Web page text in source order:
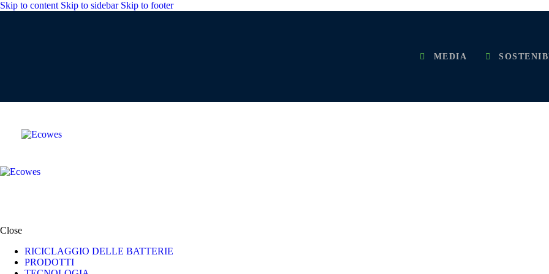
Skip to content Skip to sidebar Skip to footer
MEDIA
Close
RICICLAGGIO DELLE BATTERIE
PRODOTTI